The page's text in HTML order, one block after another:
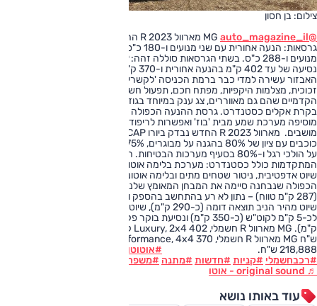
צילום: בן חסון
@auto_magazine_il
MG מארוול R 2023 החדש מוצע בישראל בשתי
גרסאות: הנעה אחורית עם שני מנועים ו-180 כ"ס או הנעה כפולה עם שלושה
נסיעה של עד 402 ק"מ בהנעה אחורית ו-370 ק"מ בהנעה כפולה. רשימת
זכוכית, מצלמות היקפיות, מפתח חכם, תפעול חשמלי לדלת האחורית ולמושבים
בקרת אקלים כסטנדרט. גרסת ההנעה הכפולה מוצעת ברמת 'פרפורמנס' והיא
מוסיפה מערכת שמע מבית 'בוז' ואפשרות לריפוד אלקטנרה מהודר במקום אוורור
על הולכי רגל ו-80% בסעיף מערכות הבטיחות. היצע מערכות הבטיחות
המתקדמות כולל כסטנדרט: מערכת בלימה אוטונומית, תיקון סטייה מנתיב, בקרת
שיוט אדפטיבית, ניטור שטחים מתים ובלימה אוטונומית לאחור. גרסת ההנעה
(287 ק"מ טווח) – נתון לא רע בהתחשב בהספק ובביצועים אך נמוך בפני עצמו.
שיוט מהיר הניב תוצאה דומה (כ-290 ק"מ), שיוט נינוח יותר שיפר את הצריכה
218,888 ש"ח.
#אוטוטוק
#רכבחשמלי #קניות #חדשות #מתנה #משפחה
♬ original sound - אוטו
עוד באותו נושא